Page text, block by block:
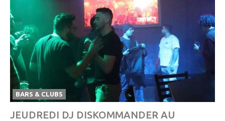
BARS & CLUBS
JEUDREDI DJ DISKOMMANDER AU